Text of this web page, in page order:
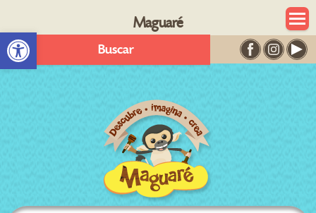
Abrir barra de herramientas
Maguaré
Buscar